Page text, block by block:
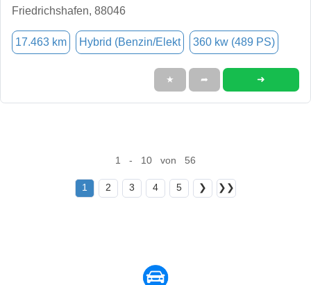
Friedrichshafen, 88046
17.463 km Hybrid (Benzin/Elekt 360 kw (489 PS)
★ ➦ ➜
1 - 10 von 56
1 2 3 4 5 ❯ ❯❯